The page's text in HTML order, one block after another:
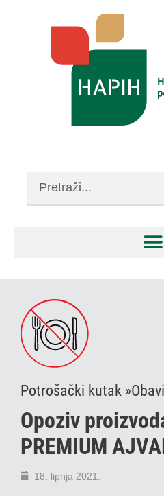
Potrošački kutak »
Opoziv
PREMIUM
18. lipnja 2021.